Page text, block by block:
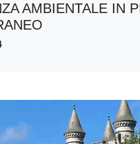
AMBIENTALE IN